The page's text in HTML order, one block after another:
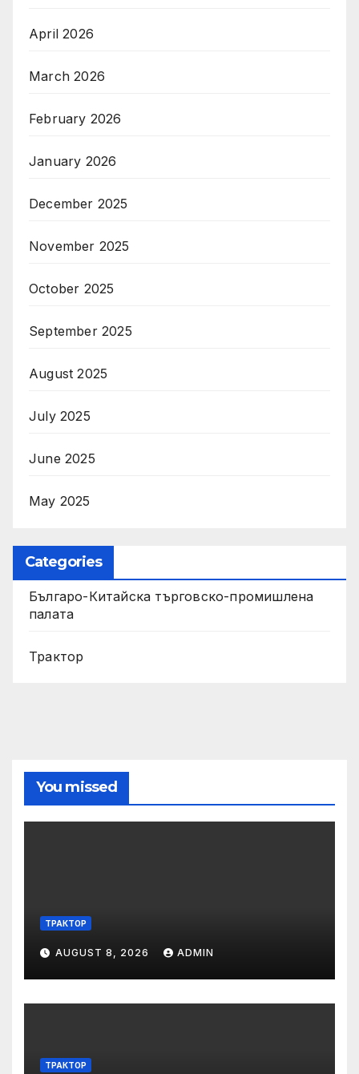
April 2026
March 2026
February 2026
January 2026
December 2025
November 2025
October 2025
September 2025
August 2025
July 2025
June 2025
May 2025
Categories
Българо-Китайска търговско-промишлена
палата
Трактор
You missed
ТРАКТОР
AUGUST 8, 2026 ADMIN
ТРАКТОР